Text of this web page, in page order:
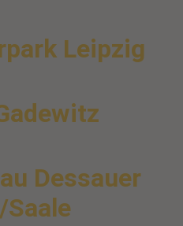
Leipzig
Dessauer